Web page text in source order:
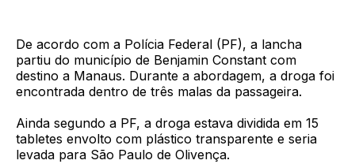
De acordo com a Polícia Federal (PF), a lancha
partiu do município de Benjamin Constant com
destino a Manaus. Durante a abordagem, a droga foi
encontrada dentro de três malas da passageira.
Ainda segundo a PF, a droga estava dividida em 15
tabletes envolto com plástico transparente e seria
levada para São Paulo de Olivença.